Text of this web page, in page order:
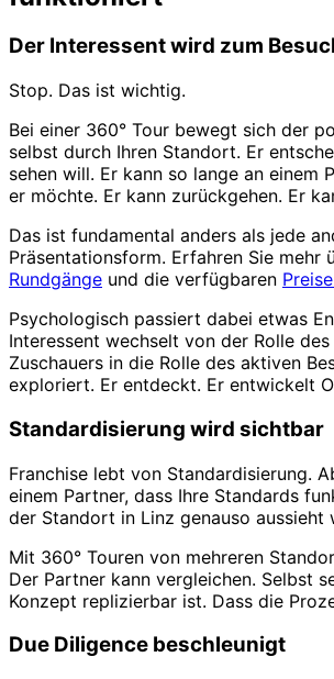
Der Interessent wird zum
Stop. Das ist wichtig.
Bei einer 360° Tour bewegt sich der
selbst durch Ihren Standort. Er
sehen will. Er kann so lange an einem
er möchte. Er kann zurückgehen. Er
Das ist fundamental anders als jede
Präsentationsform. Erfahren Sie mehr
Rundgänge und die verfügbaren
Psychologisch passiert dabei etwas
Interessent wechselt von der Rolle
Zuschauers in die Rolle des aktiven
exploriert. Er entdeckt. Er entwickelt
Standardisierung wird sichtbar
Franchise lebt von Standardisierung.
einem Partner, dass Ihre Standards
der Standort in Linz genauso aussieht
Mit 360° Touren von mehreren
Der Partner kann vergleichen. Selbst
Konzept replizierbar ist. Dass die
Due Diligence beschleunigt